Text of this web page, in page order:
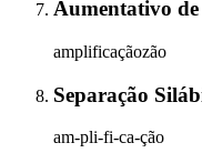
Aumentativo de
amplificaçãozão
Separação
am-pli-fi-ca-ção